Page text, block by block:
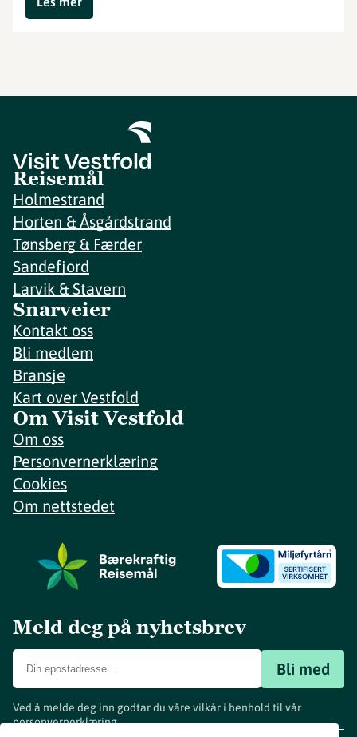
Reisemål
Holmestrand
Horten & Åsgårdstrand
Tønsberg & Færder
Sandefjord
Larvik & Stavern
Snarveier
Kontakt oss
Bli medlem
Bransje
Kart over Vestfold
Om Visit Vestfold
Om oss
Personvernerklæring
Cookies
Om nettstedet
Meld deg på nyhetsbrev
Bli med
Ved å melde deg inn godtar du våre vilkår i henhold til vår
personvernerklæring.